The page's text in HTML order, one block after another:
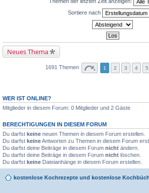
Sortiere nach
Neues Thema
1691 Themen 1 2 3 4 5
WER IST ONLINE?
Mitglieder in diesem Forum: 0 Mitglieder und 2 Gäste
BERECHTIGUNGEN IN DIESEM FORUM
Du darfst keine neuen Themen in diesem Forum erstellen.
Du darfst keineAntworten zu Themen in diesem Forum
Du darfst deine Beiträge in diesem Forum nicht ändern.
Du darfst deine Beiträge in diesem Forum nicht löschen.
Du darfst keine Dateianhänge in diesem Forum erstellen.
kostenlose Kochrezepte und kostenlose